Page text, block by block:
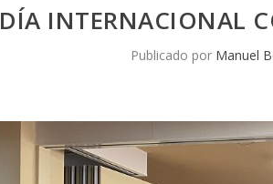
DÍA INTERNACIONAL
Publicado por Manuel